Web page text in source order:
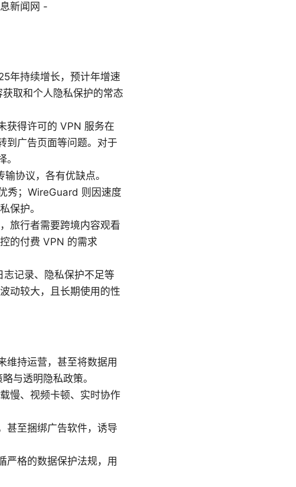
新闻网 -
年持续增长，预计年增速
取和个人隐私保护的常态
获得许可的 VPN 服务在
到广告页面等问题。对于
协议，各有优缺点。
秀；WireGuard 则因速度
保护。
旅行者需要跨境内容观看
的付费 VPN 的需求
记录、隐私保护不足等
动较大，且长期使用的性
维持运营，甚至将数据用
与透明隐私政策。
慢、视频卡顿、实时协作
甚至捆绑广告软件，诱导
严格的数据保护法规，用